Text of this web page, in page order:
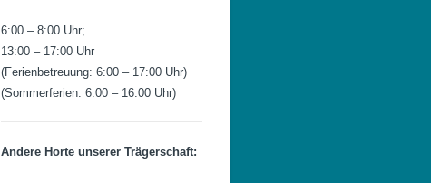
6:00 – 8:00 Uhr;
13:00 – 17:00 Uhr
(Ferienbetreuung: 6:00 – 17:00 Uhr)
(Sommerferien: 6:00 – 16:00 Uhr)
Andere Horte unserer Trägerschaft: